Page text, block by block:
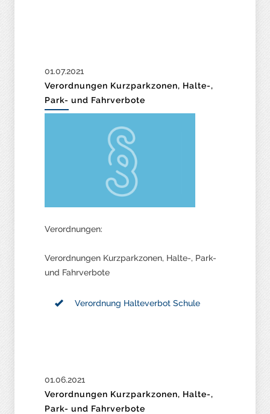
01.07.2021
Verordnungen Kurzparkzonen, Halte-,
Park- und Fahrverbote
Verordnungen:
Verordnungen Kurzparkzonen, Halte-, Park-
und Fahrverbote
Verordnung Halteverbot Schule
01.06.2021
Verordnungen Kurzparkzonen, Halte-,
Park- und Fahrverbote